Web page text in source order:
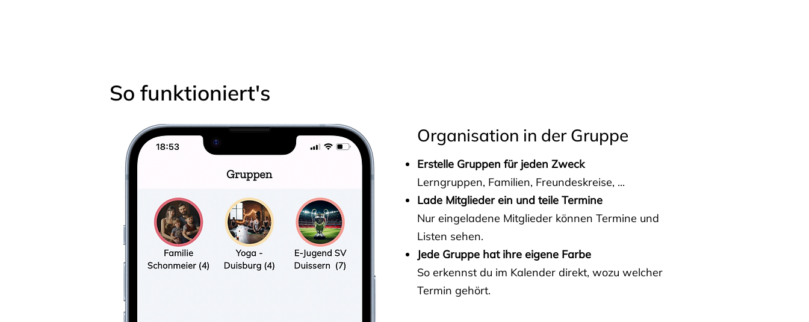
So funktioniert's
Organisation in der Gruppe
Erstelle Gruppen für jeden Zweck
Lerngruppen, Familien, Freundeskreise, ...
Lade Mitglieder ein und teile Termine
Nur eingeladene Mitglieder können Termine und
Listen sehen.
Jede Gruppe hat ihre eigene Farbe
So erkennst du im Kalender direkt, wozu welcher
Termin gehört.